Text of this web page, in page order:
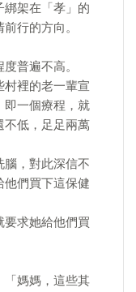
綁架在「孝」的
行的方向。
普遍不高。
村裡的老一輩宣
即一個療程，就
不低，足足兩萬
腦，對此深信不
他們買下這保健
要求她給他們買
「媽媽，這些其